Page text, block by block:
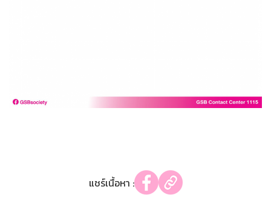
แชร์เนื้อหา :